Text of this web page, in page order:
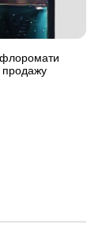
флоромати